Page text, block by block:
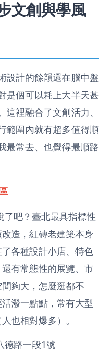
文創與學風
設計的餘韻還在腦中盤
是個可以耗上大半天甚
裡融合了文創活力、
範圍內就有超多值得順
最常去、也覺得最順路
了吧？臺北最具指標性
造，紅磚老建築本身
各種設計小店、特色
有常態性的展覽、市
夠大，怎麼逛都不
潑一點點，常有大型
也相對爆多）。
德路一段1號